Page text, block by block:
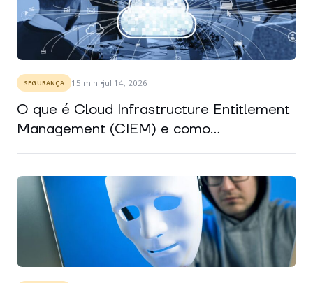
SEGURANÇA 15 min jul 14, 2026
O que é Cloud Infrastructure Entitlement
Management (CIEM) e como...